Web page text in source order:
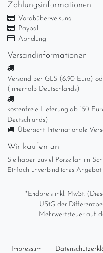
Zahlungsinformationen
Vorabüberweisung
Paypal
Abholung
Versandinformationen
Versand per GLS (6,90 Euro)
(innerhalb Deutschlands)
kostenfreie Lieferung ab 150
Deutschlands)
Übersicht Internationale
Wir kaufen an
Sie haben zuviel Porzellan im
Einfach unverbindliches
*Endpreis inkl. MwSt.
UStG der
Mehrwertsteuer auf
Impressum